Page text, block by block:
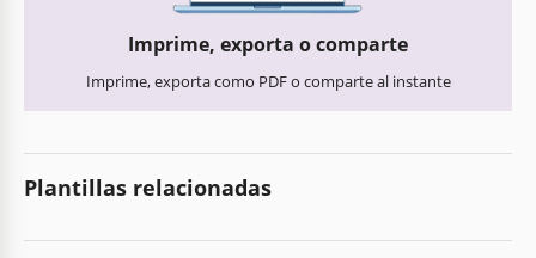
Imprime, exporta o comparte
Imprime, exporta como PDF o comparte al instante
Plantillas relacionadas